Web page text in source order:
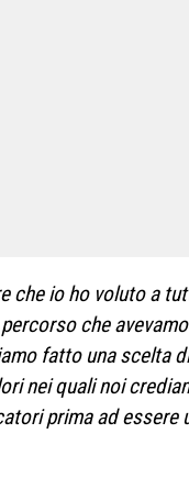
che io ho voluto a
che avevamo
fatto una scelta
nei quali noi
prima ad essere